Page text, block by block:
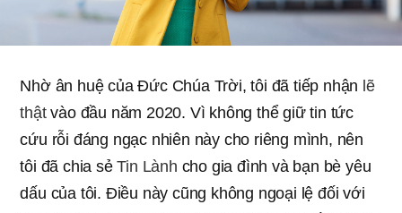
Nhờ ân huệ của Đức Chúa Trời, tôi đã tiếp nhận lẽ
thậtvào đầu năm 2020. Vì không thể giữ tin tức
cứu rỗi đáng ngạc nhiên này cho riêng mình, nên
tôi đã chia sẻTin Lành cho gia đình và bạn bè yêu
dấu của tôi. Điều này cũng không ngoại lệ đối với